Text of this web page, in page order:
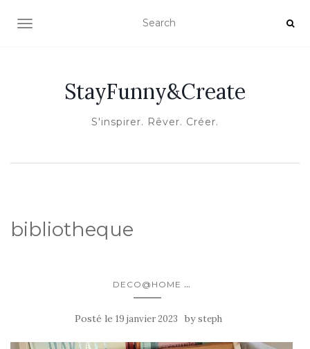
OUVRIR/FERMER LA NAVIGATION
StayFunny&Create
S'inspirer. Rêver. Créer.
bibliotheque
DECO@HOME ...
Posté le 19 janvier 2023 bysteph